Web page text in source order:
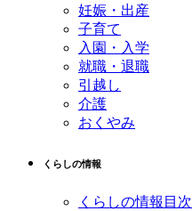
妊娠・出産
子育て
入園・入学
就職・退職
引越し
介護
おくやみ
くらしの情報
くらしの情報目次